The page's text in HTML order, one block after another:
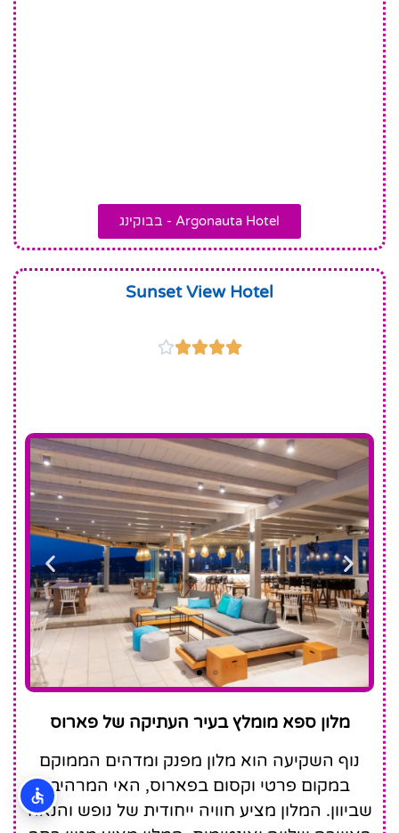
Argonauta Hotel - בבוקינג
Sunset View Hotel





Sunset
View Hotel
מלון ספא מומלץ בעיר העתיקה של פארוס
נוף השקיעה הוא מלון מפנק ומדהים הממוקם
במקום פרטי וקסום בפארוס, האי המרהיב
שביוון. המלון מציע חוויה ייחודית של נופש והנאה